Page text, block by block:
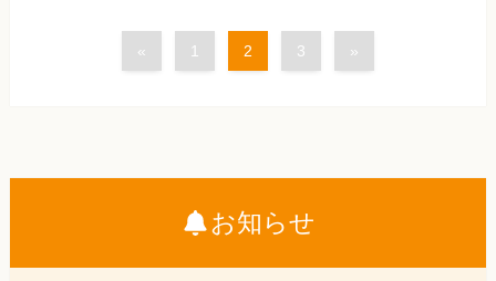
« 1 2 3 »
お知らせ